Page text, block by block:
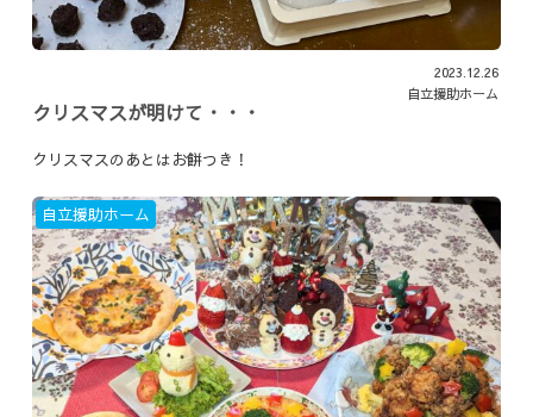
2023.12.26
自立援助ホーム
クリスマスが明けて・・・
クリスマスのあとはお餅つき！
自立援助ホーム